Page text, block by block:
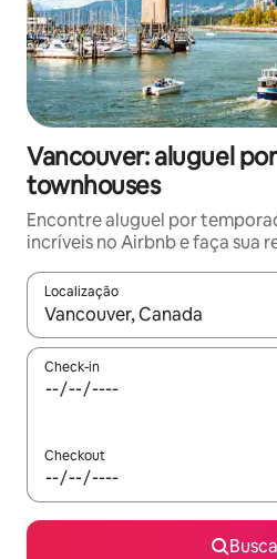
Vancouver: aluguel
townhouses
Encontre aluguel por
incríveis no Airbnb e faça sua
Localização
Quando os resultados
Check-in
Checkout